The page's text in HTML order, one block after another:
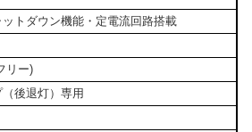
トダウン機能・定電流回路搭載
リー)
後退灯）専用